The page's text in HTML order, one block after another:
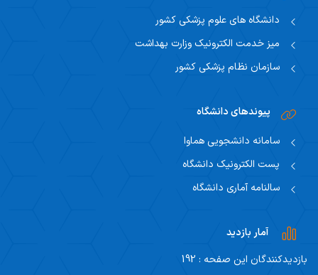
دانشگاه های علوم پزشکی کشور
میز خدمت الکترونیک وزارت بهداشت
سازمان نظام پزشکی کشور
پیوندهای دانشگاه
سامانه دانشجویی هماوا
پست الکترونیک دانشگاه
سالنامه آماری دانشگاه
آمار بازدید
بازدیدکنندگان این صفحه : 192